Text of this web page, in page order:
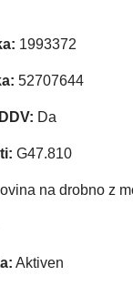
1993372
52707644
Da
G47.810
na drobno z
Aktiven